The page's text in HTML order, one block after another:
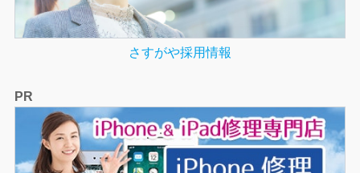
さすがや採用情報
PR